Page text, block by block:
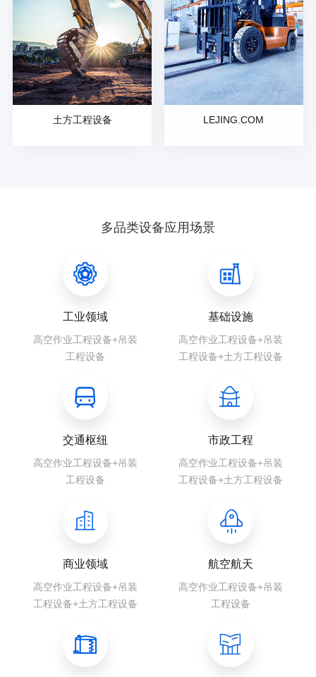
土方工程设备 LEJING.COM
多品类设备应用场景
工业领域
高空作业工程设备+吊装
工程设备
基础设施
高空作业工程设备+吊装
工程设备+土方工程设备
交通枢纽
高空作业工程设备+吊装
工程设备
市政工程
高空作业工程设备+吊装
工程设备+土方工程设备
商业领域
高空作业工程设备+吊装
工程设备+土方工程设备
航空航天
高空作业工程设备+吊装
工程设备